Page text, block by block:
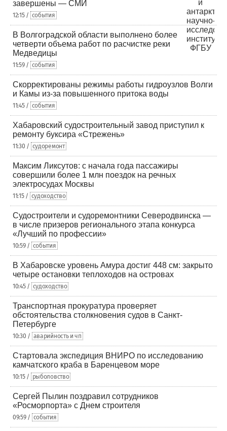
завершены — СМИ
12:15 / события
В Волгоградской области выполнено более
четверти объема работ по расчистке реки
Медведицы
11:59 / события
Скорректированы режимы работы гидроузлов Волги
и Камы из-за повышенного притока воды
11:45 / события
Хабаровский судостроительный завод приступил к
ремонту буксира «Стрежень»
11:30 / судоремонт
Максим Ликсутов: с начала года пассажиры
совершили более 1 млн поездок на речных
электросудах Москвы
11:15 / судоходство
Судостроители и судоремонтники Северодвинска —
в числе призеров регионального этапа конкурса
«Лучший по профессии»
10:59 / события
В Хабаровске уровень Амура достиг 448 см: закрыто
четыре остановки теплоходов на островах
10:45 / судоходство
Транспортная прокуратура проверяет
обстоятельства столкновения судов в Санкт-
Петербурге
10:30 / аварийность и чп
Стартовала экспедиция ВНИРО по исследованию
камчатского краба в Баренцевом море
10:15 / рыболовство
Сергей Пылин поздравил сотрудников
«Росморпорта» с Днем строителя
09:59 / события